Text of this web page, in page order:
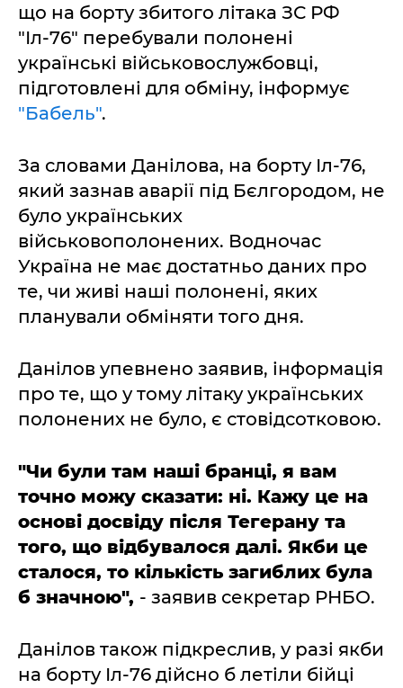
що на борту збитого літака ЗС РФ
"Іл-76" перебували полонені
українські військовослужбовці,
підготовлені для обміну, інформує
"Бабель".
За словами Данілова, на борту Іл-76,
який зазнав аварії під Бєлгородом, не
було українських
військовополонених. Водночас
Україна не має достатньо даних про
те, чи живі наші полонені, яких
планували обміняти того дня.
Данілов упевнено заявив, інформація
про те, що у тому літаку українських
полонених не було, є стовідсотковою.
"Чи були там наші бранці, я вам
точно можу сказати: ні. Кажу це на
основі досвіду після Тегерану та
того, що відбувалося далі. Якби це
сталося, то кількість загиблих була
б значною", - заявив секретар РНБО.
Данілов також підкреслив, у разі якби
на борту Іл-76 дійсно б летіли бійці